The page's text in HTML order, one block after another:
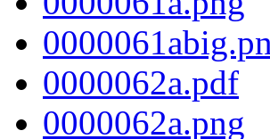
0000062a.pdf
0000062a.png